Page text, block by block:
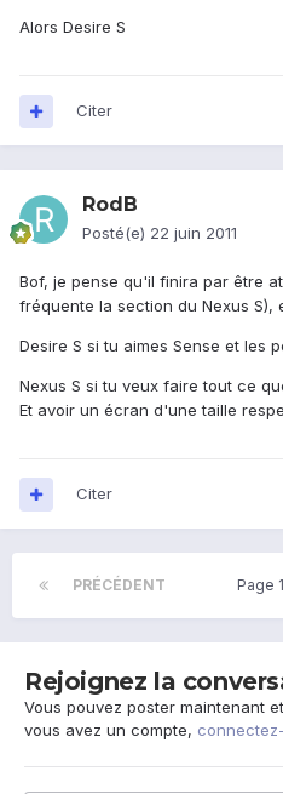
Alors Desire S
Citer
RodB
Posté(e) 22 juin 2011
Bof, je pense qu'il finira par être
fréquente la section du Nexus
Desire S si tu aimes Sense et les
Nexus S si tu veux faire tout ce
Et avoir un écran d'une taille
Citer
PRÉCÉDENT Page
Rejoignez la
Vous pouvez poster maintenant
vous avez un compte,